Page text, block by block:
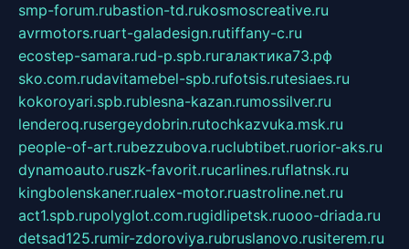
smp-forum.rubastion-td.rukosmoscreative.ru
avrmotors.ruart-galadesign.rutiffany-c.ru
ecostep-samara.rud-p.spb.ruгалактика73.рф
sko.com.rudavitamebel-spb.rufotsis.rutesiaes.ru
kokoroyari.spb.rublesna-kazan.rumossilver.ru
lenderoq.rusergeydobrin.rutochkazvuka.msk.ru
people-of-art.rubezzubova.ruclubtibet.ruorior-aks.ru
dynamoauto.ruszk-favorit.rucarlines.ruflatnsk.ru
kingbolenskaner.rualex-motor.ruastroline.net.ru
act1.spb.rupolyglot.com.rugidlipetsk.ruooo-driada.ru
detsad125.rumir-zdoroviya.rubruslanovo.rusiterem.ru